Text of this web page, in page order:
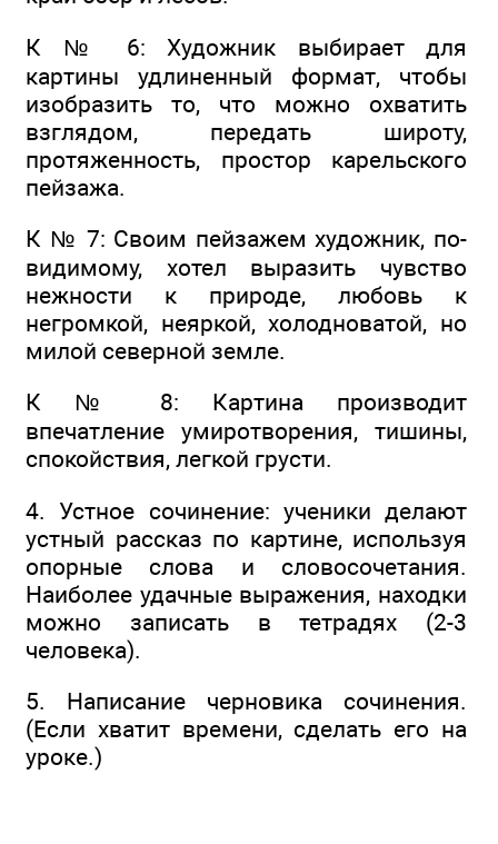
К № 6: Художник выбирает для
картины удлиненный формат, чтобы
изобразить то, что можно охватить
взглядом, передать широту,
протяженность, простор карельского
пейзажа.
К № 7: Своим пейзажем художник, по-
видимому, хотел выразить чувство
нежности к природе, любовь к
негромкой, неяркой, холодноватой, но
милой северной земле.
К № 8: Картина производит
впечатление умиротворения, тишины,
спокойствия, легкой грусти.
4. Устное сочинение: ученики делают
устный рассказ по картине, используя
опорные слова и словосочетания.
Наиболее удачные выражения, находки
можно записать в тетрадях (2-3
человека).
5. Написание черновика сочинения.
(Если хватит времени, сделать его на
уроке.)